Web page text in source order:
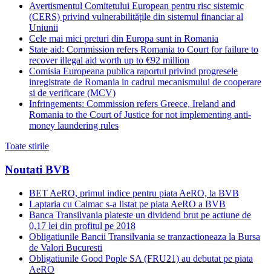
Avertismentul Comitetului European pentru risc sistemic
(CERS) privind vulnerabilitățile din sistemul financiar al
Uniunii
Cele mai mici preturi din Europa sunt in Romania
State aid: Commission refers Romania to Court for failure to
recover illegal aid worth up to €92 million
Comisia Europeana publica raportul privind progresele
inregistrate de Romania in cadrul mecanismului de cooperare
si de verificare (MCV)
Infringements: Commission refers Greece, Ireland and
Romania to the Court of Justice for not implementing anti-
money laundering rules
Toate stirile
Noutati BVB
BET AeRO, primul indice pentru piata AeRO, la BVB
Laptaria cu Caimac s-a listat pe piata AeRO a BVB
Banca Transilvania plateste un dividend brut pe actiune de
0,17 lei din profitul pe 2018
Obligatiunile Bancii Transilvania se tranzactioneaza la Bursa
de Valori Bucuresti
Obligatiunile Good Pople SA (FRU21) au debutat pe piata
AeRO